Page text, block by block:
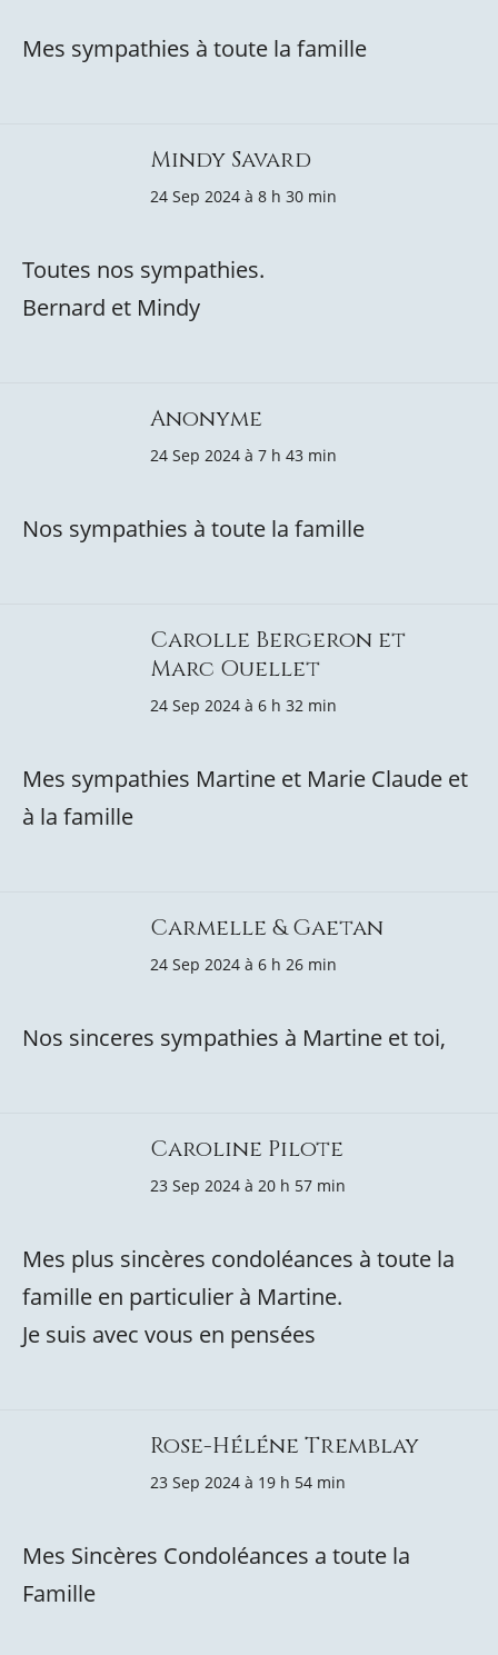
Mes sympathies à toute la famille
Mindy Savard
24 Sep 2024 à 8 h 30 min
Toutes nos sympathies.
Bernard et Mindy
Anonyme
24 Sep 2024 à 7 h 43 min
Nos sympathies à toute la famille
Carolle Bergeron et
Marc Ouellet
24 Sep 2024 à 6 h 32 min
Mes sympathies Martine et Marie Claude et
à la famille
Carmelle & Gaetan
24 Sep 2024 à 6 h 26 min
Nos sinceres sympathies à Martine et toi,
Caroline Pilote
23 Sep 2024 à 20 h 57 min
Mes plus sincères condoléances à toute la
famille en particulier à Martine.
Je suis avec vous en pensées
Rose-Héléne Tremblay
23 Sep 2024 à 19 h 54 min
Mes Sincères Condoléances a toute la
Famille